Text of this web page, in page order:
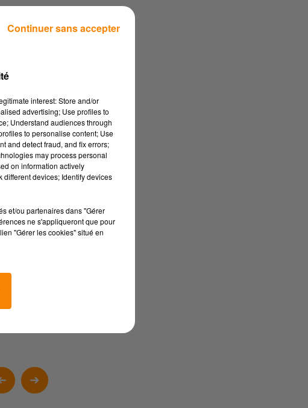
41
leur
interest: Store and/or
advertising; Use profiles to
Understand audiences through
to personalise content; Use
and detect fraud, and fix errors;
may process personal
on information actively
devices; Identify devices
et/ou partenaires dans "Gérer
ne s'appliqueront que pour
"Gérer les cookies" situé en
Continuer sans accepter